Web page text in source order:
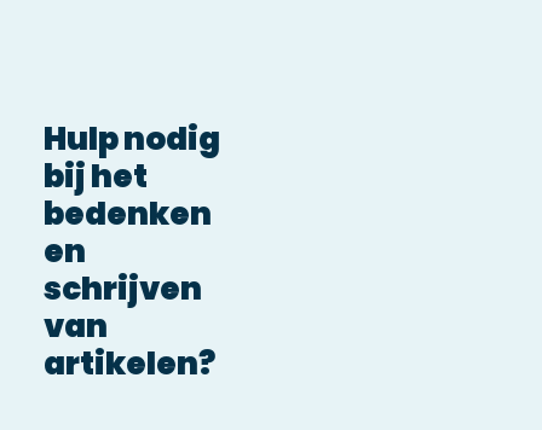
Hulp nodig
bij het
bedenken
en
schrijven
van
artikelen?